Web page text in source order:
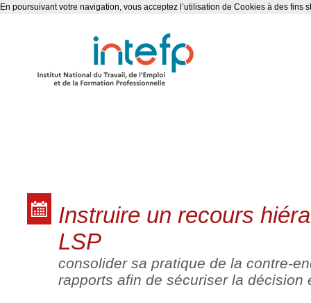
En poursuivant votre navigation, vous acceptez l’utilisation de Cookies à des fins
Instruire un recours
LSP
consolider sa pratique de la contre-
rapports afin de sécuriser la décision